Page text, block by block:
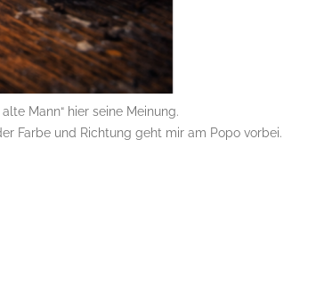
Mann“ hier seine Meinung.
Farbe und Richtung geht mir am Popo vorbei.